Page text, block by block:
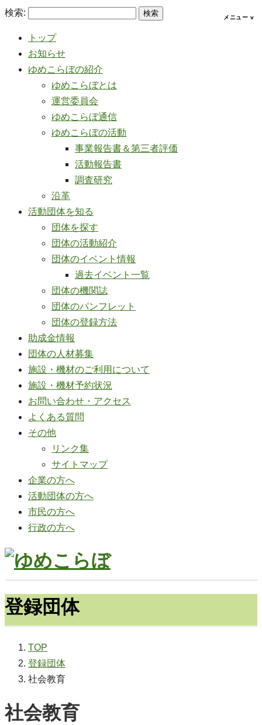
検索:
トップ
お知らせ
ゆめこらぼの紹介
ゆめこらぼとは
運営委員会
ゆめこらぼ通信
ゆめこらぼの活動
事業報告書＆第三者評価
活動報告書
調査研究
沿革
活動団体を知る
団体を探す
団体の活動紹介
団体のイベント情報
過去イベント一覧
団体の機関誌
団体のパンフレット
団体の登録方法
助成金情報
団体の人材募集
施設・機材のご利用について
施設・機材予約状況
お問い合わせ・アクセス
よくある質問
その他
リンク集
サイトマップ
企業の方へ
活動団体の方へ
市民の方へ
行政の方へ
登録団体
TOP
登録団体
社会教育
社会教育